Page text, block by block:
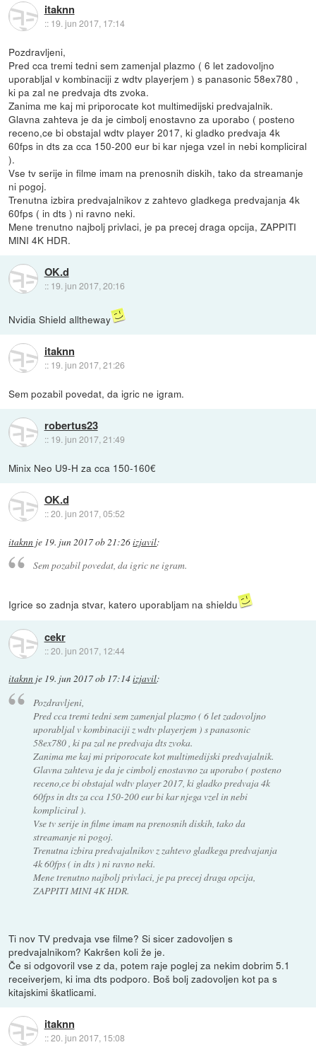
itaknn
:: 19. jun 2017, 17:14
Pozdravljeni,
Pred cca tremi tedni sem zamenjal plazmo ( 6 let zadovoljno
uporabljal v kombinaciji z wdtv playerjem ) s panasonic 58ex780 ,
ki pa zal ne predvaja dts zvoka.
Zanima me kaj mi priporocate kot multimedijski predvajalnik.
Glavna zahteva je da je cimbolj enostavno za uporabo ( posteno
receno,ce bi obstajal wdtv player 2017, ki gladko predvaja 4k
60fps in dts za cca 150-200 eur bi kar njega vzel in nebi kompliciral
).
Vse tv serije in filme imam na prenosnih diskih, tako da streamanje
ni pogoj.
Trenutna izbira predvajalnikov z zahtevo gladkega predvajanja 4k
60fps ( in dts ) ni ravno neki.
Mene trenutno najbolj privlaci, je pa precej draga opcija, ZAPPITI
MINI 4K HDR.
OK.d
:: 19. jun 2017, 20:16
Nvidia Shield alltheway
itaknn
:: 19. jun 2017, 21:26
Sem pozabil povedat, da igric ne igram.
robertus23
:: 19. jun 2017, 21:49
Minix Neo U9-H za cca 150-160€
OK.d
::20. jun 2017, 05:52
itaknn je 19. jun 2017 ob 21:26izjavil:
Sem pozabil povedat, da igric ne igram.
Igrice so zadnja stvar, katero uporabljam na shieldu
cekr
::20. jun 2017, 12:44
itaknn je 19. jun 2017 ob 17:14izjavil:
Pozdravljeni,
Pred cca tremi tedni sem zamenjal plazmo ( 6 let zadovoljno
uporabljal v kombinaciji z wdtv playerjem ) s panasonic
58ex780 , ki pa zal ne predvaja dts zvoka.
Zanima me kaj mi priporocate kot multimedijski predvajalnik.
Glavna zahteva je da je cimbolj enostavno za uporabo ( posteno
receno,ce bi obstajal wdtv player 2017, ki gladko predvaja 4k
60fps in dts za cca 150-200 eur bi kar njega vzel in nebi
kompliciral ).
Vse tv serije in filme imam na prenosnih diskih, tako da
streamanje ni pogoj.
Trenutna izbira predvajalnikov z zahtevo gladkega predvajanja
4k 60fps ( in dts ) ni ravno neki.
Mene trenutno najbolj privlaci, je pa precej draga opcija,
ZAPPITI MINI 4K HDR.
Ti nov TV predvaja vse filme? Si sicer zadovoljen s
predvajalnikom? Kakršen koli že je.
Če si odgovoril vse z da, potem raje poglej za nekim dobrim 5.1
receiverjem, ki ima dts podporo. Boš bolj zadovoljen kot pa s
kitajskimi škatlicami.
itaknn
::20. jun 2017, 15:08